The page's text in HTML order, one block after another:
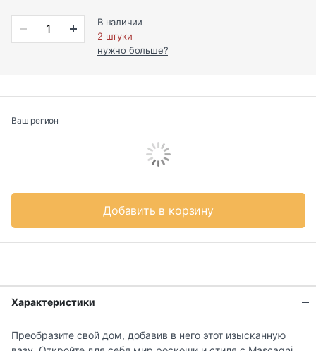
В наличии
2 штуки
нужно больше?
Ваш регион
Добавить в корзину
Характеристики
Преобразите свой дом, добавив в него этот изысканную